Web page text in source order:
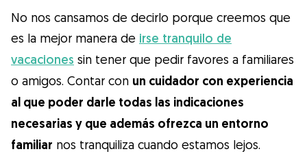
las reservas incluyen Cobertura Veterinaria
y cancelación gratuíta
Descubre Gudog
No nos cansamos de decirlo porque creemos que
es la mejor manera de irse tranquilo de
vacaciones sin tener que pedir favores a familiares
o amigos. Contar con un cuidador con experiencia
al que poder darle todas las indicaciones
necesarias y que además ofrezca un entorno
familiar nos tranquiliza cuando estamos lejos.